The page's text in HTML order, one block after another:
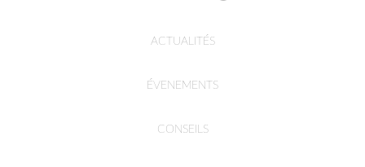
ACTUALITÉS
ÉVENEMENTS
CONSEILS